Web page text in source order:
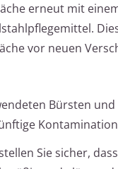
erneut mit
vor neuen
Bürsten
Sie sicher,